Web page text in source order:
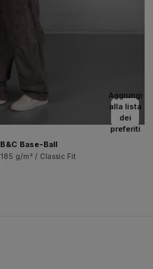
Aggiungi
alla lista
dei
preferiti
B&C Base-Ball
185 g/m² / Classic Fit